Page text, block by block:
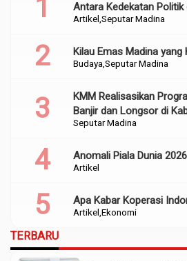
Artikel Seputar Madina
Antara Kedekatan Politik
Perencanaan
Budaya Seputar Madina
Kilau Emas Madina
Seputar Madina
KMM Realisasikan
Banjir dan Longsor di
Artikel
Anomali Piala Dunia 2026
Artikel Ekonomi
Apa Kabar Koperasi
TERBARU